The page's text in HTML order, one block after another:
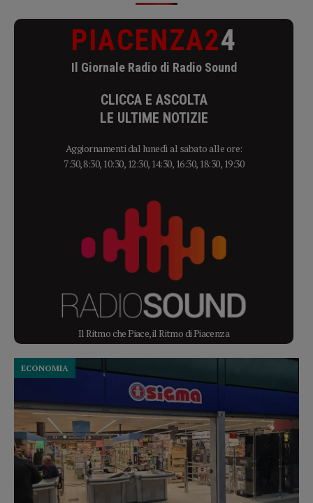
PIACENZA24
Il Giornale Radio di Radio Sound
CLICCA E ASCOLTA
LE ULTIME NOTIZIE
Aggiornamenti dal lunedì al sabato alle ore:
7:30, 8:30, 10:30, 12:30, 14:30, 16:30, 18:30, 19:30
Il Ritmo che Piace, il Ritmo di Piacenza
ECONOMIA